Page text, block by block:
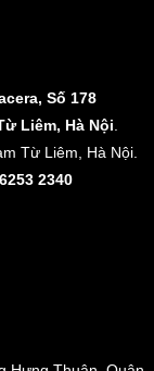
Số 178
Liêm, Hà Nội.
Từ Liêm, Hà Nội.
2340